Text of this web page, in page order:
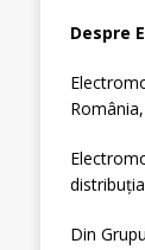
Despre
Din